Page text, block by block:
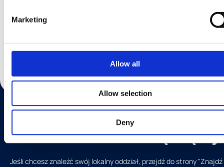
Marketing
Allow all
Allow selection
Deny
Aktualna lista składników i wartości odżywczych
znajduje się na opakowaniu produktu.
Chcesz dowiedzieć się
Jeśli chcesz znaleźć swój lokalny oddział, przejdź do strony "Znajdź